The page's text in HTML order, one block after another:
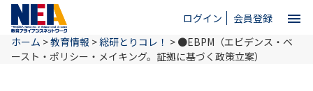
ログイン 会員登録 menu
ホーム >教育情報 >総研とりコレ！ > ●EBPM（エビデンス・ベ
ースト・ポリシー・メイキング。証拠に基づく政策立案）